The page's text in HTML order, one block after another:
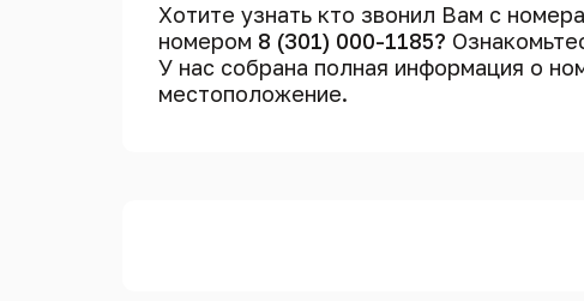
Хотите узнать кто звонил Вам с номера
номером 8 (301) 000-1185?
У нас собрана полная информация о
местоположение.